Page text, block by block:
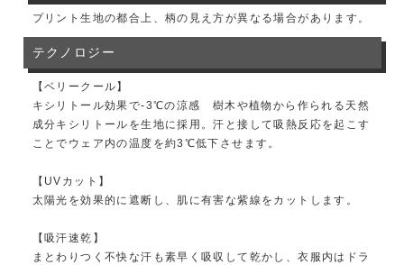
プリント生地の都合上、柄の見え方が異なる場合があります。
テクノロジー
【ベリークール】
キシリトール効果で-3℃の涼感 樹木や植物から作られる天然
成分キシリトールを生地に採用。汗と接して吸熱反応を起こす
ことでウェア内の温度を約3℃低下させます。
【UVカット】
太陽光を効果的に遮断し、肌に有害な紫線をカットします。
【吸汗速乾】
まとわりつく不快な汗も素早く吸収して乾かし、衣服内はドラ